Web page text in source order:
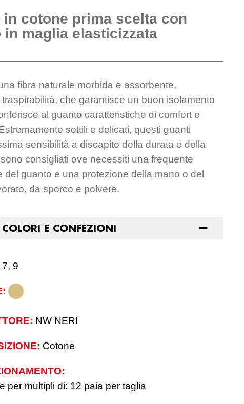
in cotone prima scelta con
in maglia elasticizzata
fibra naturale morbida e assorbente,
traspirabilità, che garantisce un buon isolamento
al guanto caratteristiche di comfort e
sottili e delicati, questi guanti
sensibilità a discapito della durata e della
consigliati ove necessiti una frequente
del guanto e una protezione della mano o del
da sporco e polvere.
E CONFEZIONI
7, 9
NW NERI
Cotone
per multipli di: 12 paia per taglia